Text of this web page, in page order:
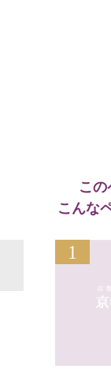
こ
こんな
1